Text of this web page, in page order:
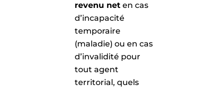
revenu net en cas
d’incapacité
temporaire
(maladie) ou en cas
d’invalidité pour
tout agent
territorial, quels